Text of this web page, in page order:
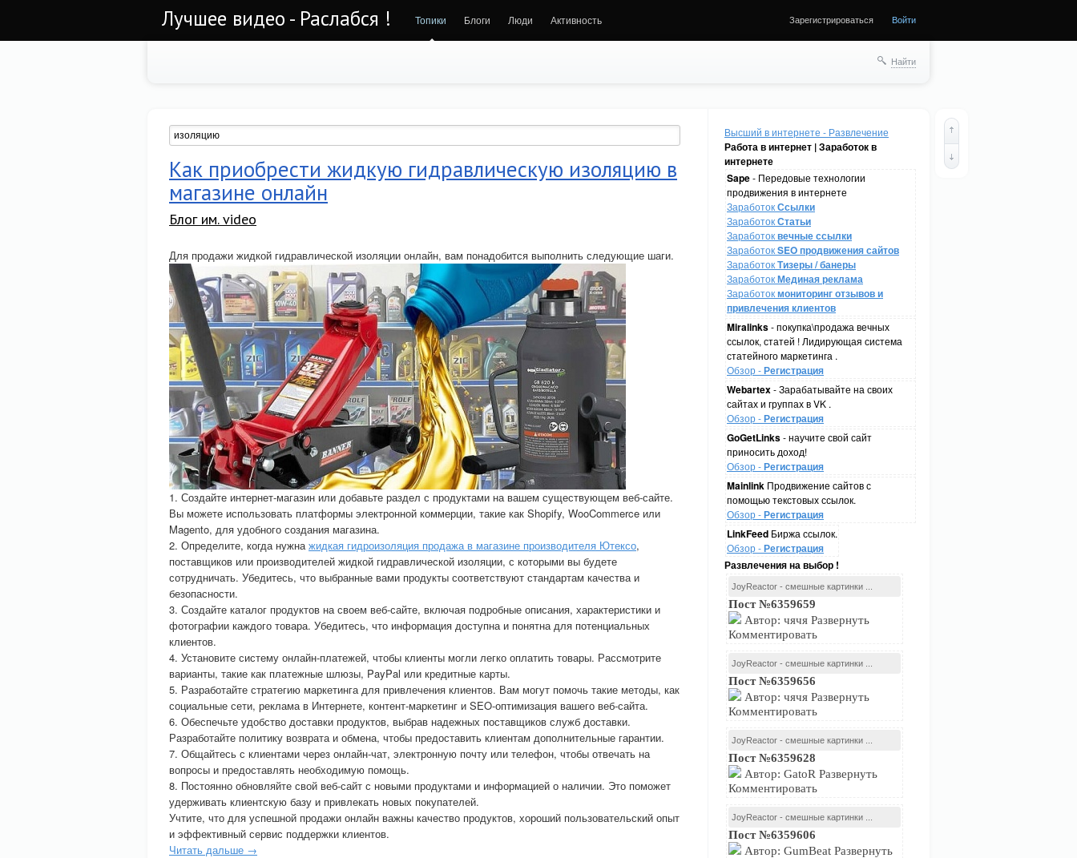
Лучшее видео - Раслабся ! Топики Блоги Люди Активность Зарегистрироваться Войти
Найти
Высший в интернете - Развлечение
Работа в интернет | Заработок в
интернете
Sape- Передовые технологии
продвижения в интернете
ЗаработокСсылки
ЗаработокСтатьи
Заработоквечные ссылки
ЗаработокSEO продвижения сайтов
ЗаработокТизеры / банеры
ЗаработокМединая реклама
Заработокмониторинг отзывов и
привлечения клиентов
Miralinks- покупка\продажа вечных
ссылок, статей ! Лидирующая система
статейного маркетинга .
Обзор -Регистрация
Webartex- Зарабатывайте на своих
сайтах и группах в VK .
Обзор -Регистрация
GoGetLinks- научите свой сайт
приносить доход!
Обзор -Регистрация
Mainlink Продвижение сайтов с
помощью текстовых ссылок.
Обзор -Регистрация
LinkFeed Биржа ссылок.
Обзор -Регистрация
Развлечения на выбор !
JoyReactor - смешные картинки ...
Пост №6359659
Автор: чячя Развернуть
Комментировать
JoyReactor - смешные картинки ...
Пост №6359656
Автор: чячя Развернуть
Комментировать
JoyReactor - смешные картинки ...
Пост №6359628
Автор: GatoR Развернуть
Комментировать
JoyReactor - смешные картинки ...
Пост №6359606
Автор: GumBeat Развернуть
Как приобрести жидкую гидравлическую изоляцию в
магазине онлайн
Блог им. video
Для продажи жидкой гидравлической изоляции онлайн, вам понадобится выполнить следующие шаги.
1. Создайте интернет-магазин или добавьте раздел с продуктами на вашем существующем веб-сайте.
Вы можете использовать платформы электронной коммерции, такие как Shopify, WooCommerce или
Magento, для удобного создания магазина.
2. Определите, когда нужнажидкая гидроизоляция продажа в магазине производителя Ютексо,
поставщиков или производителей жидкой гидравлической изоляции, с которыми вы будете
сотрудничать. Убедитесь, что выбранные вами продукты соответствуют стандартам качества и
безопасности.
3. Создайте каталог продуктов на своем веб-сайте, включая подробные описания, характеристики и
фотографии каждого товара. Убедитесь, что информация доступна и понятна для потенциальных
клиентов.
4. Установите систему онлайн-платежей, чтобы клиенты могли легко оплатить товары. Рассмотрите
варианты, такие как платежные шлюзы, PayPal или кредитные карты.
5. Разработайте стратегию маркетинга для привлечения клиентов. Вам могут помочь такие методы, как
социальные сети, реклама в Интернете, контент-маркетинг и SEO-оптимизация вашего веб-сайта.
6. Обеспечьте удобство доставки продуктов, выбрав надежных поставщиков служб доставки.
Разработайте политику возврата и обмена, чтобы предоставить клиентам дополнительные гарантии.
7. Общайтесь с клиентами через онлайн-чат, электронную почту или телефон, чтобы отвечать на
вопросы и предоставлять необходимую помощь.
8. Постоянно обновляйте свой веб-сайт с новыми продуктами и информацией о наличии. Это поможет
удерживать клиентскую базу и привлекать новых покупателей.
Учтите, что для успешной продажи онлайн важны качество продуктов, хороший пользовательский опыт
и эффективный сервис поддержки клиентов.
Читать дальше →